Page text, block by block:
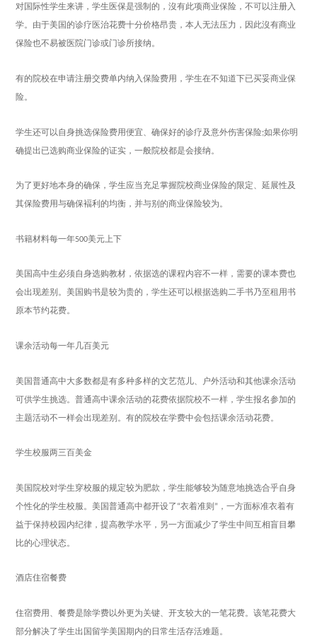
对国际性学生来讲，学生 医保是强制的，沒有此项商业保险，不可以注册入
学。由于美国的诊疗医治花费十分价格昂贵，本人无法压力，因此沒有商业
保险也不易被医院门诊或门诊所接纳。
有的院校在申请注册交费单内纳入保险费用，学生在不知道下已买妥商业保
险。
学生还可以自身挑选保险费用便宜、确保好的诊疗及意外伤害保险;如果你明
确提出已选购商业保险的证实，一般院校都是会接纳。
为了更好地本身的确保，学生应当充足掌握院校商业保险的限定、延展性及
其保险费用与确保褔利的均衡，并与别的商业保险较为。
书籍材料每一年500美元上下
美国高中生必须自身选购教材，依据选的课程内容不一样，需要的课本费也
会出现差别。美国购书是较为贵的，学生还可以根据选购二手书乃至租用书
原本节约花费。
课余活动每一年几百美元
美国普通高中大多数都是有多种多样的文艺范儿、户外活动和其他课余活动
可供学生挑选。普通高中课余活动的花费依据院校不一样，学生报名参加的
主题活动不一样会出现差别。有的院校在学费中会包括课余活动花费。
学生校服两三百美金
美国院校对学生穿校服的规定较为肥款，学生能够较为随意地挑选合乎自身
个性化的学生校服。美国普通高中都开设了 “衣着准则” ，一方面标准衣着有
益于保持校园内纪律，提高教学水平，另一方面减少了学生中间互相盲目攀
比的心理状态。
酒店住宿餐费
住宿费用、餐费是除学费以外更为关键、开支较大的一笔花费。该笔花费大
部分解决了学生出国留学美国期内的日常生活存活难题。